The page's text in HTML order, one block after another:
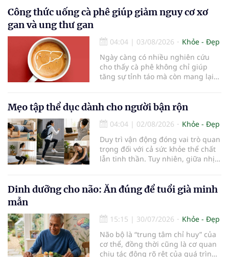
trẻ. Đây cũng là định hướng của
Trung tâm Nhãn nhi và Kiểm soát
Đô đưa vào hoạt động ngày 1/8.
Công thức uống cà phê giúp giảm nguy cơ xơ
gan và ung thư gan
04:04 | 03/08/2026
Khỏe - Đẹp
Ngày càng có nhiều nghiên cứu
cho thấy cà phê không chỉ giúp
tăng sự tỉnh táo mà còn mang lại
đóng vai trò lọc độc tố, chuyển hóa
thuốc và dự trữ nhiều vitamin,
khoáng chất thiết yếu nhưng cũng
rất dễ bị tổn thương…
Mẹo tập thể dục dành cho người bận rộn
04:04 | 02/08/2026
Khỏe - Đẹp
Duy trì vận động đóng vai trò quan
trọng đối với cả sức khỏe thể chất
lẫn tinh thần. Tuy nhiên, giữa nhịp
cho các hoạt động tập luyện
thường trở thành một thách thức
Dinh dưỡng cho não: Ăn đúng để tuổi già minh
mẫn
15:15 | 30/07/2026
Khỏe - Đẹp
Não bộ là “trung tâm chỉ huy” của
cơ thể, đồng thời cũng là cơ quan
chịu tác động rõ rệt của quá trình